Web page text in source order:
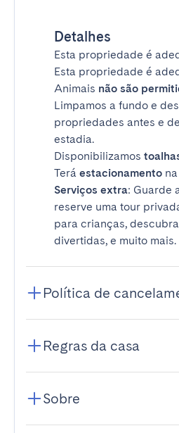
Detalhes
Esta propriedade é
Esta propriedade é
Animais não são
Limpamos a fundo e
propriedades antes e
estadia.
Disponibilizamos
Terá estacionamento
Serviços extra: Guarde
reserve uma tour
para crianças,
divertidas, e muito mais.
Política de
Regras da casa
Sobre